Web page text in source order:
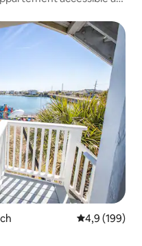
appréciés
Évaluation
4,9 (199)